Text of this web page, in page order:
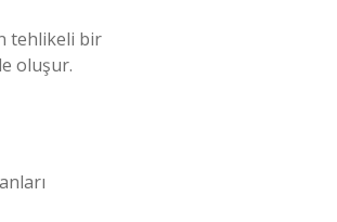
tehlikeli bir
oluşur.